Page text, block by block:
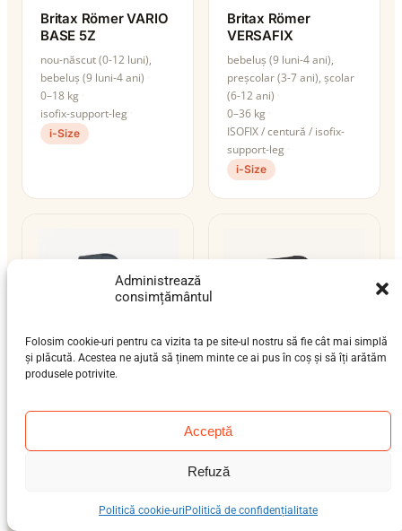
Administrează
consimțământul
Folosim cookie-uri pentru ca vizita ta pe site-ul nostru să fie cât mai simplă
și plăcută. Acestea ne ajută să ținem minte ce ai pus în coș și să îți arătăm
produsele potrivite.
Acceptă
Refuză
Politică cookie-uri Politică de confidențialitate
Britax Römer VARIO
BASE 5Z
nou-născut (0-12 luni),
bebeluș (9 luni-4 ani)
0–18 kg
isofix-support-leg
i-Size
Britax Römer
VERSAFIX
bebeluș (9 luni-4 ani),
preșcolar (3-7 ani), școlar
(6-12 ani)
0–36 kg
ISOFIX / centură / isofix-
support-leg
i-Size
centură
bebeluș (9 luni-4 ani),
15–36 kg